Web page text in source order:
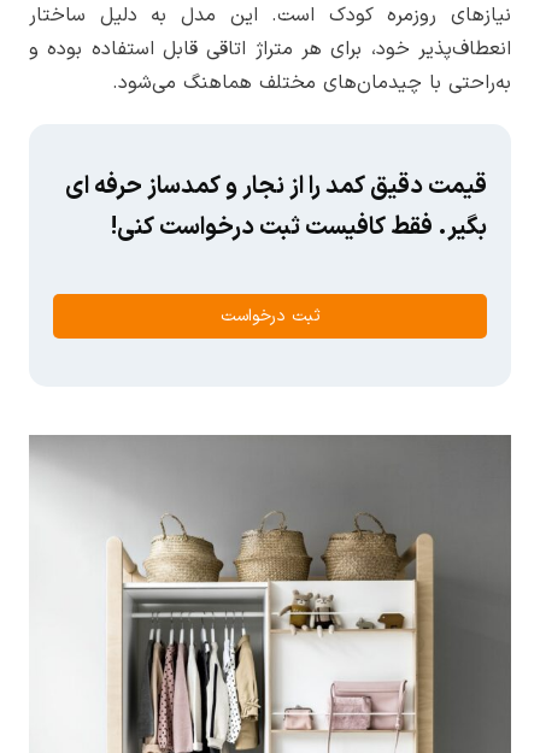
نیازهای روزمره کودک است. این مدل به دلیل ساختار
انعطاف‌پذیر خود، برای هر متراژ اتاقی قابل استفاده بوده و
به‌راحتی با چیدمان‌های مختلف هماهنگ می‌شود.
قیمت دقیق کمد را از نجار و کمدساز حرفه ای
بگیر. فقط کافیست ثبت درخواست کنی!
ثبت درخواست